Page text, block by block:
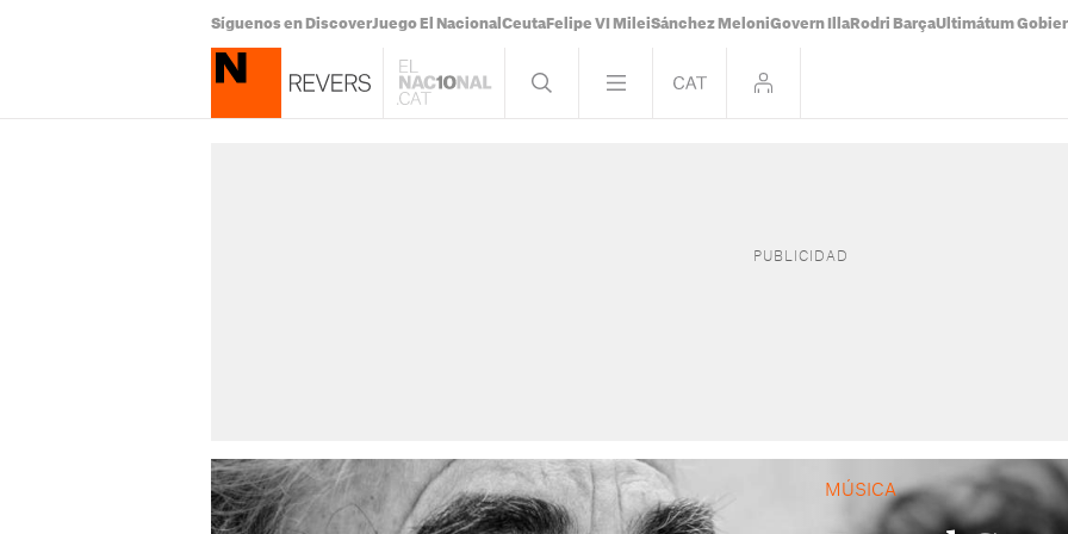
Síguenos en DiscoverJuego El Nacional Ceuta Felipe VI MileiSánchez MeloniGovern Illa Rodri BarçaUltimátum
MÚSICA